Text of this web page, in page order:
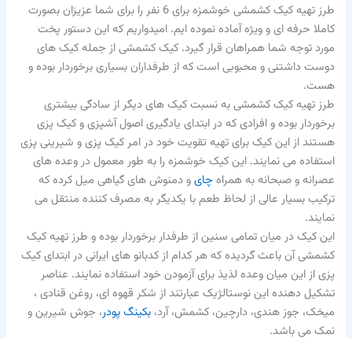
طرز تهیه کیک کشمشی خوشمزه برای 6 نفر را برای شما عزیزان بصورت
کاملا حرفه ای و ویژه آماده نموده ایم. امیدواریم که این دستور پخت
مورد توجه شما همراهان قرار گیرد. کیک کشمشی از جمله کیک های
دوست داشتنی و محبوبی است که از طرفداران بسیاری برخوردار بوده و
هست.
طرز تهیه کیک کشمشی به نسبت کیک های دیگر از سادگی بیشتری
برخوردار بوده و افرادی که در ابتدای یادگیری اصول آشپزی و کیک پزی
هستند از این کیک برای تهیه تقویت خود در امر کیک پزی و شیرینی پزی
استفاده می نمایند. این کیک خوشمزه را به طور معمول در وعده های
عصرانه و صبحانه به همراهچایو دمنوش های گیاهی میل کرده که
ترکیب بسیار عالی از لحاظ طعم با یکدیگر به مصرف کننده منتقل می
نمایند.
این کیک در میان تمامی سنین از طرفدار برخوردار بوده و طرز تهیه کیک
کشمشی آن باعث گردیده که هر کدام از کدبانو های ایرانی در ابتدای کیک
پزی از این میان وعده لذیذ برای آزمودن خود استفاده نمایند. عناصر
تشکیل دهنده این نوستالژیک عبارتند از شکر قهوه ای، روغن قنادی ،
میخک، جوز هندی، دارچین، کشمش، آرد،بکینگ پودر، جوش شیرین و
نمک می باشد.